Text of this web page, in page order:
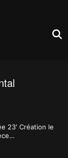
23′ Création le